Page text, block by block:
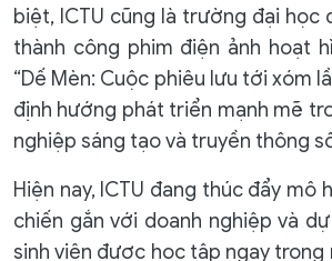
biệt, ICTU cũng là trường đại học
thành công phim điện ảnh hoạt
“Dế Mèn: Cuộc phiêu lưu tới xóm
định hướng phát triển mạnh mẽ
nghiệp sáng tạo và truyền thông
Hiện nay, ICTU đang thúc đẩy mô
chiến gắn với doanh nghiệp và
sinh viên được học tập ngay